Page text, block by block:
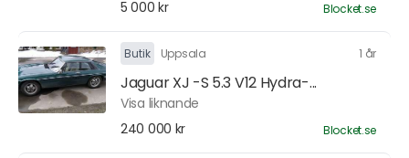
5 000 kr
Blocket.se
Butik Uppsala 1 år
Jaguar XJ -S 5.3 V12 Hydra-...
Visa liknande
240 000 kr
Blocket.se